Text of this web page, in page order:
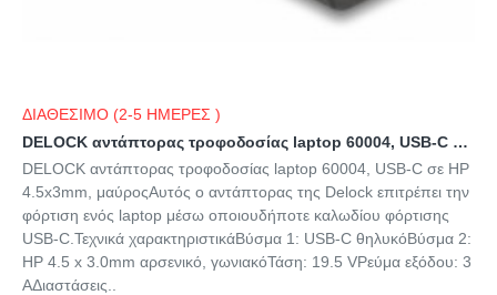
ΔΙΑΘΕΣΙΜΟ (2-5 ΗΜΕΡΕΣ )
DELOCK αντάπτορας τροφοδοσίας laptop 60004, USB-C σε HP 4.5x3mm, μαύρος
DELOCK αντάπτορας τροφοδοσίας laptop 60004, USB-C σε HP
4.5x3mm, μαύροςΑυτός ο αντάπτορας της Delock επιτρέπει την
φόρτιση ενός laptop μέσω οποιουδήποτε καλωδίου φόρτισης
USB-C.Τεχνικά χαρακτηριστικάΒύσμα 1: USB-C θηλυκόΒύσμα 2:
HP 4.5 x 3.0mm αρσενικό, γωνιακόΤάση: 19.5 VΡεύμα εξόδου: 3
AΔιαστάσεις..